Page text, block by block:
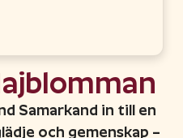
Samarkand in till en
och gemenskap –